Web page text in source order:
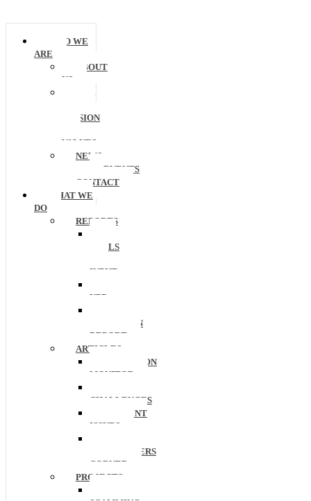
WHO WE
ARE
ABOUT
US
MISSION
VALUES
NEWS
EVENTS
CONTACT
WHAT WE
DO
REPORTS
CALLS
INPUT
UPR
EDUCATION
REPORT
ARTICLES
EDUCATION
MONITOR
CHALLENGES
CURRENT
ISSUES
RESEARCHERS
CORNER
PROJECTS